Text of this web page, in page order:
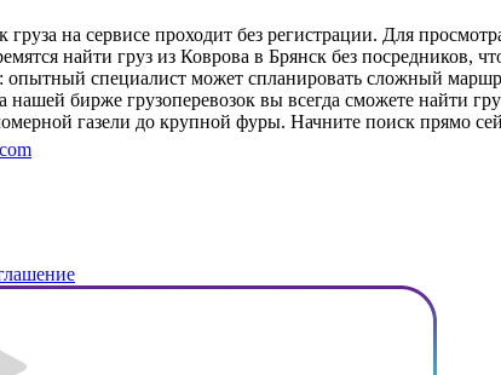
на сервисе проходит без регистрации. Для
найти груз из Коврова в Брянск без посредников,
опытный специалист может спланировать сложный
бирже грузоперевозок вы всегда сможете найти
газели до крупной фуры. Начните поиск прямо